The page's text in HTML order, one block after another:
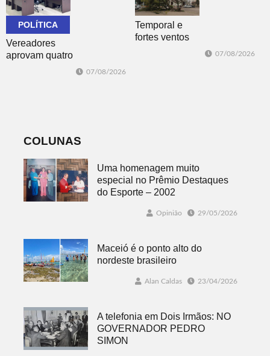
conectada
POLÍTICA
Vereadores
aprovam quatro
07/08/2026
Temporal e
fortes ventos
07/08/2026
COLUNAS
Uma homenagem muito
especial no Prêmio Destaques
do Esporte – 2002
Opinião 29/05/2026
Maceió é o ponto alto do
nordeste brasileiro
Alan Caldas 23/04/2026
A telefonia em Dois Irmãos: NO
GOVERNADOR PEDRO
SIMON